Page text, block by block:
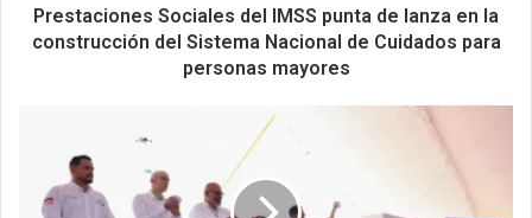
Prestaciones Sociales del IMSS punta de lanza en la
construcción del Sistema Nacional de Cuidados para
personas mayores